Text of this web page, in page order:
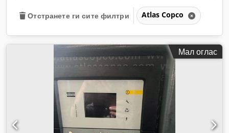
Отстранете ги сите филтри Atlas Copco
Мал оглас